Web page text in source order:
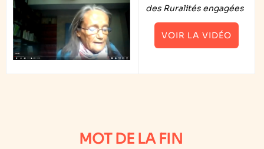
des Ruralités engagées
VOIR LA VIDÉO
MOT DE LA FIN